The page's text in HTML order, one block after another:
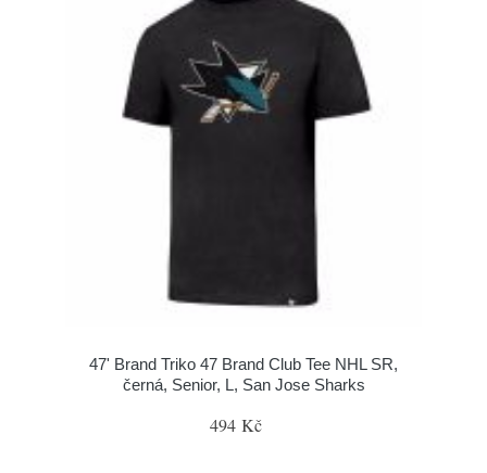
47' Brand Triko 47 Brand Club Tee NHL SR,
černá, Senior, L, San Jose Sharks
494 Kč